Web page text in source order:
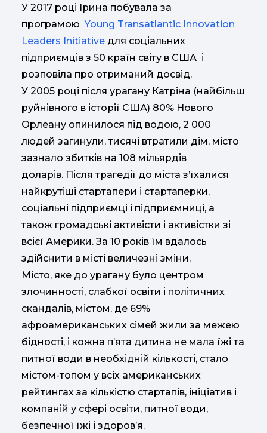
У 2017 році Ірина побувала за
програмою Young Transatlantic Innovation
Leaders Initiative для соціальних
підприємців з 50 країн світу в США і
розповіла про отриманий досвід.
У 2005 році після урагану Катріна (найбільш
руйнівного в історії США) 80% Нового
Орлеану опинилося під водою, 2 000
людей загинули, тисячі втратили дім, місто
зазнало збитків на 108 мільярдів
доларів. Після трагедії до міста з’їхалися
найкрутіші стартапери і стартаперки,
соціальні підприємці і підприємниці, а
також громадські активісти і активістки зі
всієї Америки. За 10 років їм вдалось
здійснити в місті величезні зміни.
Місто, яке до урагану було центром
злочинності, слабкої освіти і політичних
скандалів, містом, де 69%
афроамериканських сімей жили за межею
бідності, і кожна п’ята дитина не мала їжі та
питної води в необхідній кількості, стало
містом-топом у всіх американських
рейтингах за кількістю стартапів, ініціатив і
компаній у сфері освіти, питної води,
безпечної їжі і здоров’я.